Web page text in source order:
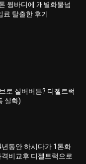
윙바디에 개별화물넘
료 탈출한 후기
로 실버버튼? 디젤트럭
실화)
동안 하시다가 1톤화
비교후 디젤트럭으로